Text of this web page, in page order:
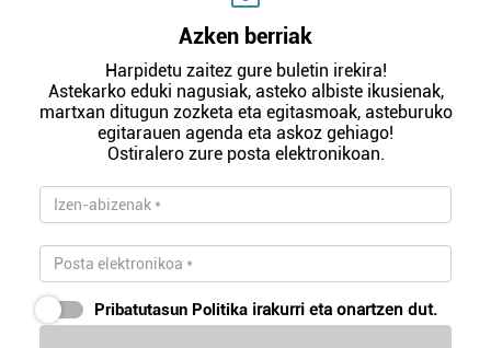
Azken berriak
Harpidetu zaitez gure buletin irekira!
Astekarko eduki nagusiak, asteko albiste ikusienak,
martxan ditugun zozketa eta egitasmoak, asteburuko
egitarauen agenda eta askoz gehiago!
Ostiralero zure posta elektronikoan.
Pribatutasun Politika irakurri eta onartzen dut.